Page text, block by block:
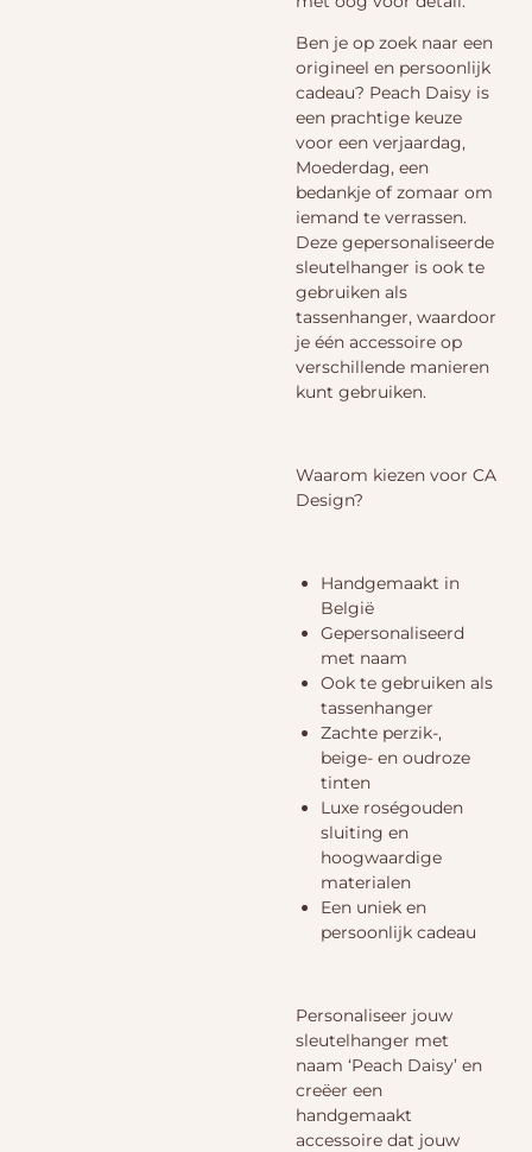
Ben je op zoek naar een
origineel en persoonlijk
cadeau? Peach Daisy is
een prachtige keuze
voor een verjaardag,
Moederdag, een
bedankje of zomaar om
iemand te verrassen.
Deze gepersonaliseerde
sleutelhanger is ook te
gebruiken als
tassenhanger, waardoor
je één accessoire op
verschillende manieren
kunt gebruiken.
Waarom kiezen voor CA
Design?
Handgemaakt in
België
Gepersonaliseerd
met naam
Ook te gebruiken als
tassenhanger
Zachte perzik-,
beige- en oudroze
tinten
Luxe roségouden
sluiting en
hoogwaardige
materialen
Een uniek en
persoonlijk cadeau
Personaliseer jouw
sleutelhanger met
naam ‘Peach Daisy’ en
creëer een
handgemaakt
accessoire dat jouw